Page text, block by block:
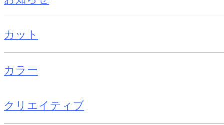
カット
カラー
クリエイティブ